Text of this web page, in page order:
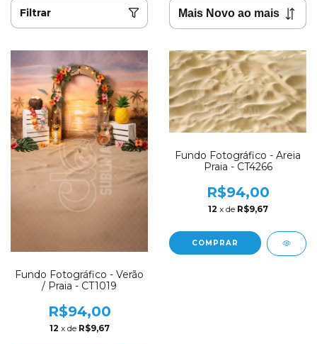
Filtrar
Fundo Fotográfico - Verão
/ Praia - CT1019
R$94,00
12 x de R$9,67
Fundo Fotográfico - Areia
Praia - CT4266
R$94,00
12 x de R$9,67
COMPRAR